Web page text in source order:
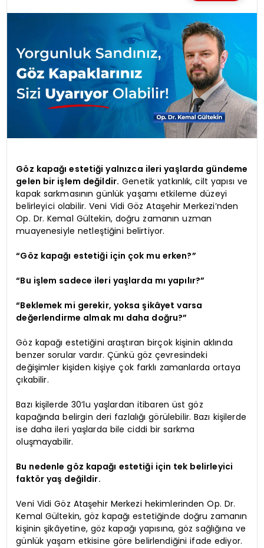
Göz kapağı estetiği yalnızca ileri yaşlarda gündeme
gelen bir işlem değildir. Genetik yatkınlık, cilt yapısı ve
kapak sarkmasının günlük yaşamı etkileme düzeyi
belirleyici olabilir. Veni Vidi Göz Ataşehir Merkezi’nden
Op. Dr. Kemal Gültekin, doğru zamanın uzman
muayenesiyle netleştiğini belirtiyor.
“Göz kapağı estetiği için çok mu erken?”
“Bu işlem sadece ileri yaşlarda mı yapılır?”
“Beklemek mi gerekir, yoksa şikâyet varsa
değerlendirme almak mı daha doğru?”
Göz kapağı estetiğini araştıran birçok kişinin aklında
benzer sorular vardır. Çünkü göz çevresindeki
değişimler kişiden kişiye çok farklı zamanlarda ortaya
çıkabilir.
Bazı kişilerde 30’lu yaşlardan itibaren üst göz
kapağında belirgin deri fazlalığı görülebilir. Bazı kişilerde
ise daha ileri yaşlarda bile ciddi bir sarkma
oluşmayabilir.
Bu nedenle göz kapağı estetiği için tek belirleyici
faktör yaş değildir.
Veni Vidi Göz Ataşehir Merkezi hekimlerinden Op. Dr.
Kemal Gültekin, göz kapağı estetiğinde doğru zamanın
kişinin şikâyetine, göz kapağı yapısına, göz sağlığına ve
günlük yaşam etkisine göre belirlendiğini ifade ediyor.